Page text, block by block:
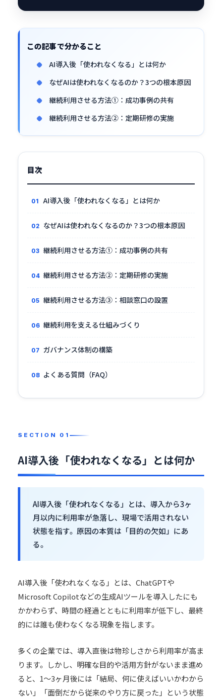
この記事で分かること
AI導入後「使われなくなる」とは何か
なぜAIは使われなくなるのか？3つの根本原因
継続利用させる方法①：成功事例の共有
継続利用させる方法②：定期研修の実施
目次
AI導入後「使われなくなる」とは何か
なぜAIは使われなくなるのか？3つの根本原因
継続利用させる方法①：成功事例の共有
継続利用させる方法②：定期研修の実施
継続利用させる方法③：相談窓口の設置
継続利用を支える仕組みづくり
ガバナンス体制の構築
よくある質問（FAQ）
AI導入後「使われなくなる」とは何か
AI導入後「使われなくなる」とは、導入から3ヶ
月以内に利用率が急落し、現場で活用されない
状態を指す。原因の本質は「目的の欠如」にあ
る。
AI導入後「使われなくなる」とは、ChatGPTや
Microsoft Copilotなどの生成AIツールを導入したにも
かかわらず、時間の経過とともに利用率が低下し、最終
的には誰も使わなくなる現象を指します。
多くの企業では、導入直後は物珍しさから利用率が高ま
ります。しかし、明確な目的や活用方針がないまま進め
ると、1〜3ヶ月後には「結局、何に使えばいいかわから
ない」「面倒だから従来のやり方に戻った」という状態